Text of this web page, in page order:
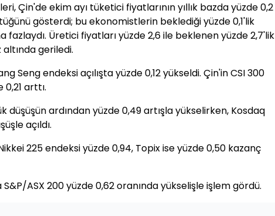
Çin'de ekim ayı tüketici fiyatlarının yıllık bazda yüzde 0,2
gösterdi; bu ekonomistlerin beklediği yüzde 0,1'lik
fazlaydı. Üretici fiyatları yüzde 2,6 ile beklenen yüzde 2,7'lik
geriledi.
Seng endeksi açılışta yüzde 0,12 yükseldi. Çin'in CSI 300
arttı.
düşüşün ardından yüzde 0,49 artışla yükselirken, Kosdaq
açıldı.
225 endeksi yüzde 0,94, Topix ise yüzde 0,50 kazanç
ASX 200 yüzde 0,62 oranında yükselişle işlem gördü.